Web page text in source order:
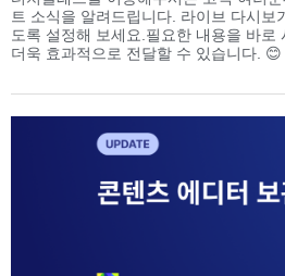
트 소식을 알려드립니다. 라이브 다시보
도록 설정해 보세요.필요한 내용을 바로
더욱 효과적으로 전달할 수 있습니다. 😊